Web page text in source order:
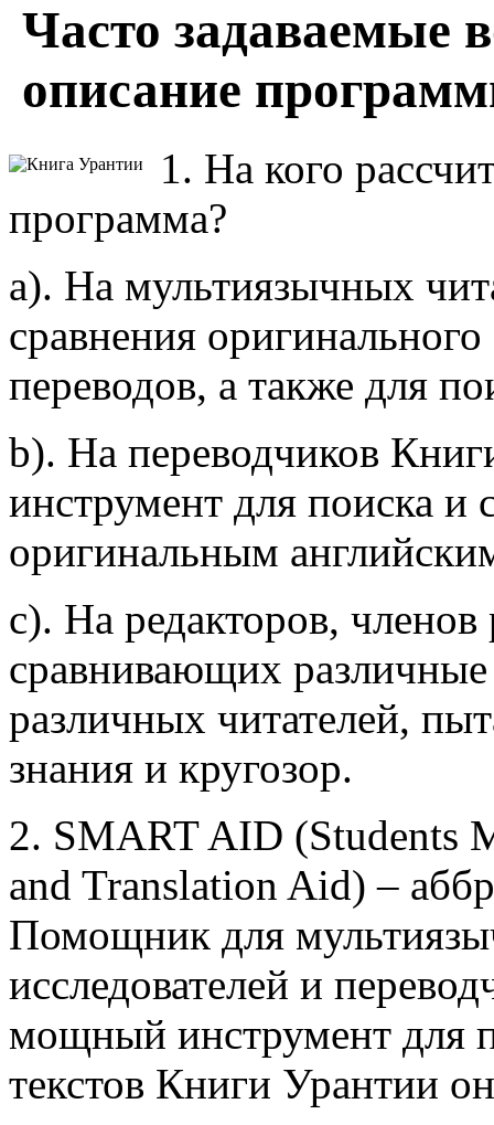
Часто задаваемые
описание
1. На кого
программа?
a). На мультиязычных
сравнения
переводов, а также для
b). На переводчиков
инструмент для поиска и
оригинальным
c). На редакторов,
сравнивающих
различных читателей,
знания и кругозор.
2. SMART AID (Students
and Translation Aid) –
Помощник для
исследователей и
мощный инструмент для
текстов Книги Урантии